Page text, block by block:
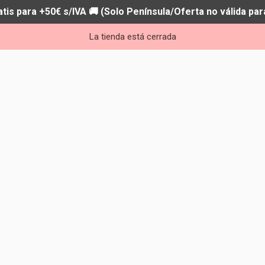
para +50€ s/IVA 🚚 (Solo Península/Oferta no válida
La tienda está cerrada